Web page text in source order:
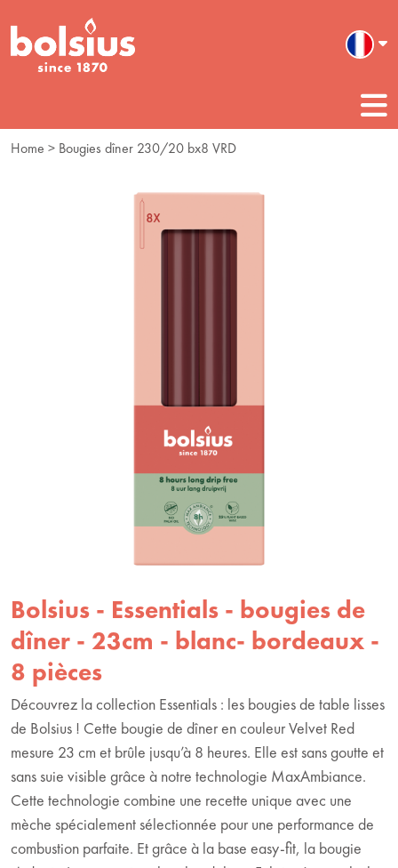
Home > Bougies dîner 230/20 bx8 VRD
Bolsius - Essentials - bougies de
dîner - 23cm - blanc- bordeaux -
8 pièces
Découvrez la collection Essentials : les bougies de table lisses
de Bolsius ! Cette bougie de dîner en couleur Velvet Red
mesure 23 cm et brûle jusqu’à 8 heures. Elle est sans goutte et
sans suie visible grâce à notre technologie MaxAmbiance.
Cette technologie combine une recette unique avec une
mèche spécialement sélectionnée pour une performance de
combustion parfaite. Et grâce à la base easy-fit, la bougie